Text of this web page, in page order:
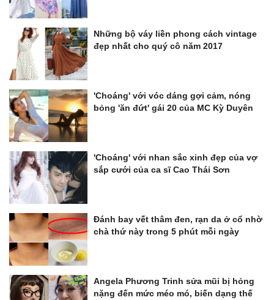
Những bộ váy liền phong cách vintage
đẹp nhất cho quý cô năm 2017
'Choáng' với vóc dáng gợi cảm, nóng
bỏng 'ăn đứt' gái 20 của MC Kỳ Duyên
'Choáng' với nhan sắc xinh đẹp của vợ
sắp cưới của ca sĩ Cao Thái Sơn
Đánh bay vết thâm đen, rạn da ở cổ nhờ
chà thứ này trong 5 phút mỗi ngày
Angela Phương Trinh sửa mũi bị hỏng
nặng đến mức méo mó, biến dạng thế